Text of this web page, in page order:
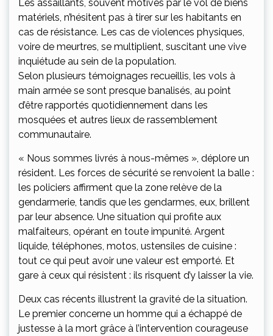
Les assaillants, souvent motivés par le vol de biens
matériels, n’hésitent pas à tirer sur les habitants en
cas de résistance. Les cas de violences physiques,
voire de meurtres, se multiplient, suscitant une vive
inquiétude au sein de la population.
Selon plusieurs témoignages recueillis, les vols à
main armée se sont presque banalisés, au point
d’être rapportés quotidiennement dans les
mosquées et autres lieux de rassemblement
communautaire.
« Nous sommes livrés à nous-mêmes », déplore un
résident. Les forces de sécurité se renvoient la balle :
les policiers affirment que la zone relève de la
gendarmerie, tandis que les gendarmes, eux, brillent
par leur absence. Une situation qui profite aux
malfaiteurs, opérant en toute impunité. Argent
liquide, téléphones, motos, ustensiles de cuisine :
tout ce qui peut avoir une valeur est emporté. Et
gare à ceux qui résistent : ils risquent d’y laisser la vie.
Deux cas récents illustrent la gravité de la situation.
Le premier concerne un homme qui a échappé de
justesse à la mort grâce à l’intervention courageuse